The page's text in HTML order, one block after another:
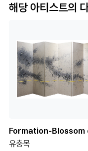
해당 아티스트의
유충목